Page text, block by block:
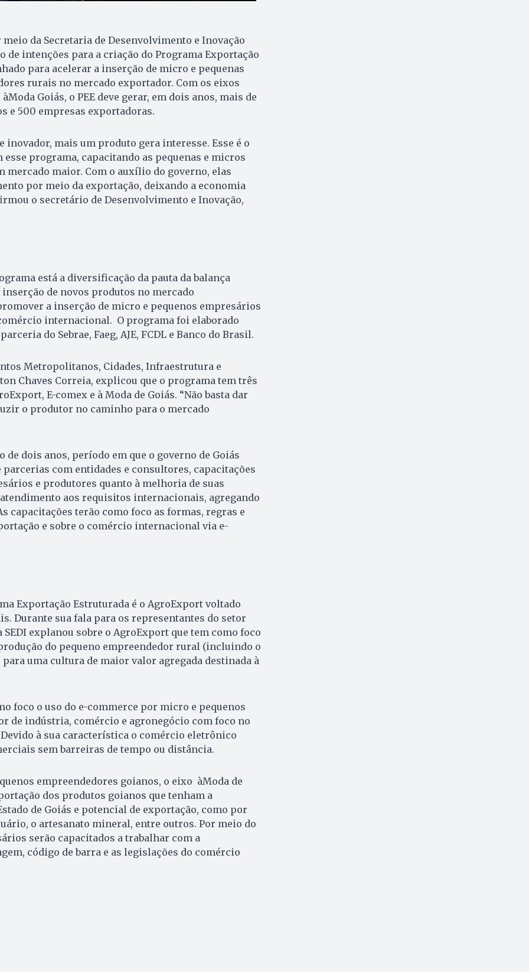
meio da Secretaria de Desenvolvimento e Inovação
de intenções para a criação do Programa Exportação
para acelerar a inserção de micro e pequenas
rurais no mercado exportador. Com os eixos
Goiás, o PEE deve gerar, em dois anos, mais de
e 500 empresas exportadoras.
inovador, mais um produto gera interesse. Esse é o
programa, capacitando as pequenas e micros
mercado maior. Com o auxílio do governo, elas
por meio da exportação, deixando a economia
o secretário de Desenvolvimento e Inovação,
está a diversificação da pauta da balança
de novos produtos no mercado
a inserção de micro e pequenos empresários
internacional. O programa foi elaborado
do Sebrae, Faeg, AJE, FCDL e Banco do Brasil.
Metropolitanos, Cidades, Infraestrutura e
Chaves Correia, explicou que o programa tem três
E-comex e à Moda de Goiás. “Não basta dar
o produtor no caminho para o mercado
de dois anos, período em que o governo de Goiás
com entidades e consultores, capacitações
e produtores quanto à melhoria de suas
aos requisitos internacionais, agregando
capacitações terão como foco as formas, regras e
e sobre o comércio internacional via e-
Exportação Estruturada é o AgroExport voltado
Durante sua fala para os representantes do setor
explanou sobre o AgroExport que tem como foco
do pequeno empreendedor rural (incluindo o
uma cultura de maior valor agregada destinada à
foco o uso do e-commerce por micro e pequenos
de indústria, comércio e agronegócio com foco no
à sua característica o comércio eletrônico
sem barreiras de tempo ou distância.
empreendedores goianos, o eixo àModa de
dos produtos goianos que tenham a
de Goiás e potencial de exportação, como por
o artesanato mineral, entre outros. Por meio do
serão capacitados a trabalhar com a
código de barra e as legislações do comércio